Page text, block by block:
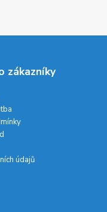
zákazníky
údajů